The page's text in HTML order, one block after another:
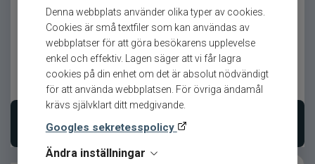
Denna webbplats använder olika typer av cookies.
Cookies är små textfiler som kan användas av
webbplatser för att göra besökarens upplevelse
enkel och effektiv. Lagen säger att vi får lagra
cookies på din enhet om det är absolut nödvändigt
för att använda webbplatsen. För övriga ändamål
krävs självklart ditt medgivande.
Googles sekretesspolicy
Ändra inställningar
Den teleskopiska konstruktionen gör spöet lätt
att ta med och snabbt att rigga upp när
fiskesuget slår till.
Produktfördelar
Teleskopiskt för enkel transport
Lägg i varukorgen
12ft 2,75lb
949 kr